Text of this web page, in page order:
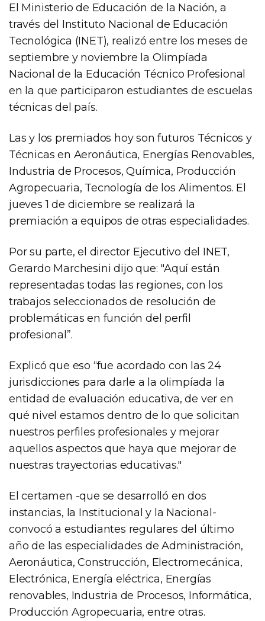
El Ministerio de Educación de la Nación, a
través del Instituto Nacional de Educación
Tecnológica (INET), realizó entre los meses de
septiembre y noviembre la Olimpíada
Nacional de la Educación Técnico Profesional
en la que participaron estudiantes de escuelas
técnicas del país.
Las y los premiados hoy son futuros Técnicos y
Técnicas en Aeronáutica, Energías Renovables,
Industria de Procesos, Química, Producción
Agropecuaria, Tecnología de los Alimentos. El
jueves 1 de diciembre se realizará la
premiación a equipos de otras especialidades.
Por su parte, el director Ejecutivo del INET,
Gerardo Marchesini dijo que: "Aquí están
representadas todas las regiones, con los
trabajos seleccionados de resolución de
problemáticas en función del perfil
profesional”.
Explicó que eso “fue acordado con las 24
jurisdicciones para darle a la olimpíada la
entidad de evaluación educativa, de ver en
qué nivel estamos dentro de lo que solicitan
nuestros perfiles profesionales y mejorar
aquellos aspectos que haya que mejorar de
nuestras trayectorias educativas."
El certamen -que se desarrolló en dos
instancias, la Institucional y la Nacional-
convocó a estudiantes regulares del último
año de las especialidades de Administración,
Aeronáutica, Construcción, Electromecánica,
Electrónica, Energía eléctrica, Energías
renovables, Industria de Procesos, Informática,
Producción Agropecuaria, entre otras.